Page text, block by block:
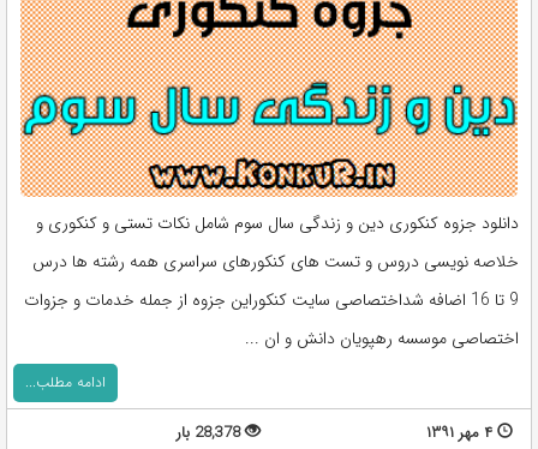
دانلود جزوه کنکوری دین و زندگی سال سوم شامل نکات تستی و کنکوری و
خلاصه نویسی دروس و تست های کنکورهای سراسری همه رشته ها درس
9 تا 16 اضافه شداختصاصی سایت کنکوراین جزوه از جمله خدمات و جزوات
اختصاصی موسسه رهپویان دانش و ان ...
ادامه مطلب...
۴ مهر ۱۳۹۱
28,378 بار